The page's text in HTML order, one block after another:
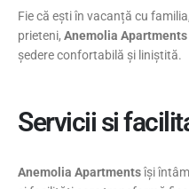
Fie că ești în vacanță cu
prieteni, Anemolia Apartments
ședere confortabilă și liniștită.
Servicii si
Anemolia Apartmentsîși